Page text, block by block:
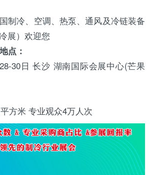
冷、空调、热泵、通风及冷链装备
展）欢迎您
点：
日 长沙 湖南国际会展中心(芒果
米 专业观众4万人次